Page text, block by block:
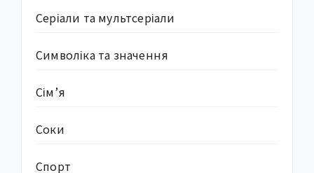
Серіали та мультсеріали
Символіка та значення
Сім’я
Соки
Спорт